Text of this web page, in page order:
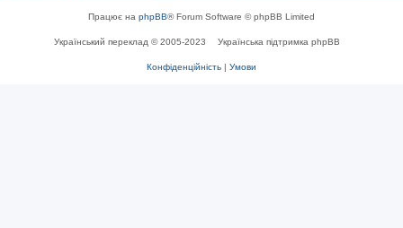
Працює на phpBB® Forum Software © phpBB Limited
Український переклад © 2005-2023 Українська підтримка phpBB
Конфіденційність | Умови